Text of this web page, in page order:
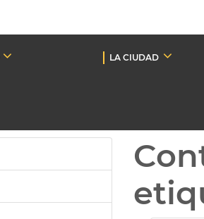
LA CIUDAD